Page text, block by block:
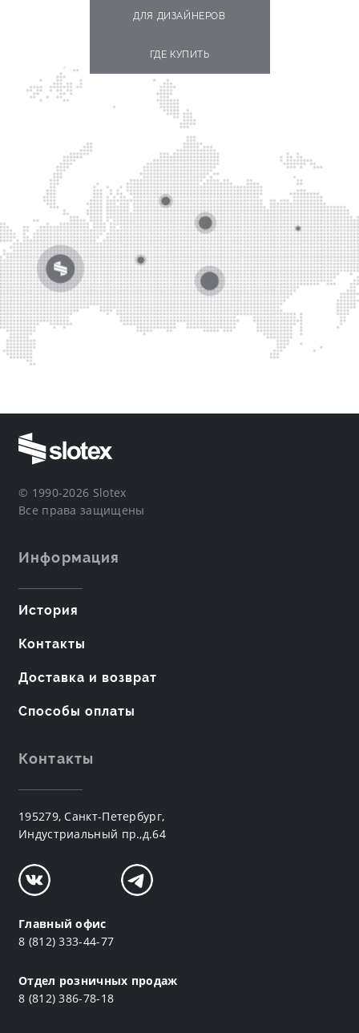
ДЛЯ ДИЗАЙНЕРОВ
ГДЕ КУПИТЬ
© 1990-2026 Slotex
Все права защищены
Информация
История
Контакты
Доставка и возврат
Способы оплаты
Контакты
195279, Санкт-Петербург,
Индустриальный пр.,д.64
Главный офис
8 (812) 333-44-77
Отдел розничных продаж
8 (812) 386-78-18